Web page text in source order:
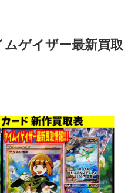
ゲイザー最新買取